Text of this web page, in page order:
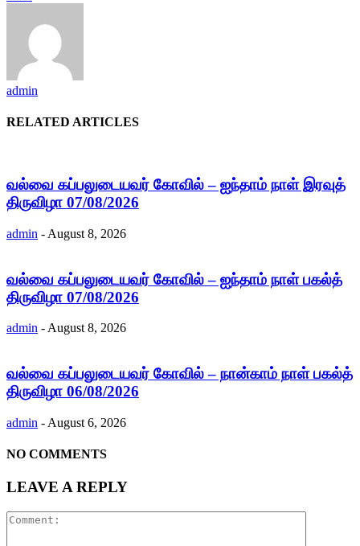
admin
RELATED ARTICLES
வல்வை கப்பலுடையவர் கோவில் – ஐந்தாம் நாள் இரவுத்
திருவிழா 07/08/2026
admin - August 8, 2026
வல்வை கப்பலுடையவர் கோவில் – ஐந்தாம் நாள் பகல்த்
திருவிழா 07/08/2026
admin - August 8, 2026
வல்வை கப்பலுடையவர் கோவில் – நான்காம் நாள் பகல்த்
திருவிழா 06/08/2026
admin - August 6, 2026
NO COMMENTS
LEAVE A REPLY